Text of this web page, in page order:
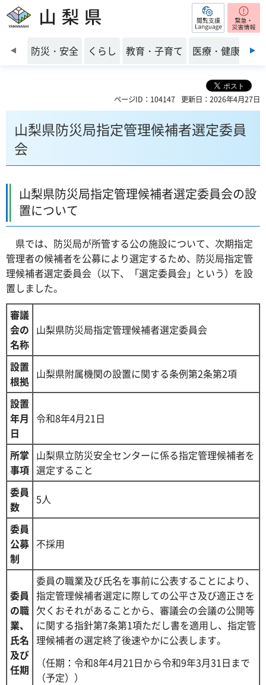
山梨県 閲覧支援
前のスライドを表示
防災・安全 くらし 教育・子育て 医療・健康・福
ページID：104147 更新日：2026年4月27日
山梨県防災局指定管理候補者選定委員
会
山梨県防災局指定管理候補者選定委員会の設
置について
県では、防災局が所管する公の施設について、次期指定
管理者の候補者を公募により選定するため、防災局指定管
理候補者選定委員会（以下、「選定委員会」という）を設
置しました。
審議
会の
名称
山梨県防災局指定管理候補者選定委員会
設置
根拠
山梨県附属機関の設置に関する条例第2条第2項
設置
年月
日
令和8年4月21日
所掌
事項
山梨県立防災安全センターに係る指定管理候補者を
選定すること
委員
数
5人
委員
公募
制
不採用
委員
の職
業、
氏名
及び
任期
委員の職業及び氏名を事前に公表することにより、
指定管理候補者選定に際しての公平さ及び適正さを
欠くおそれがあることから、審議会の会議の公開等
に関する指針第7条第1項ただし書を適用し、指定管
理候補者の選定終了後速やかに公表します。
（任期：令和8年4月21日から令和9年3月31日まで
（予定））